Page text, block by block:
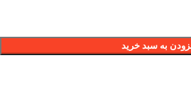
به سبد خرید